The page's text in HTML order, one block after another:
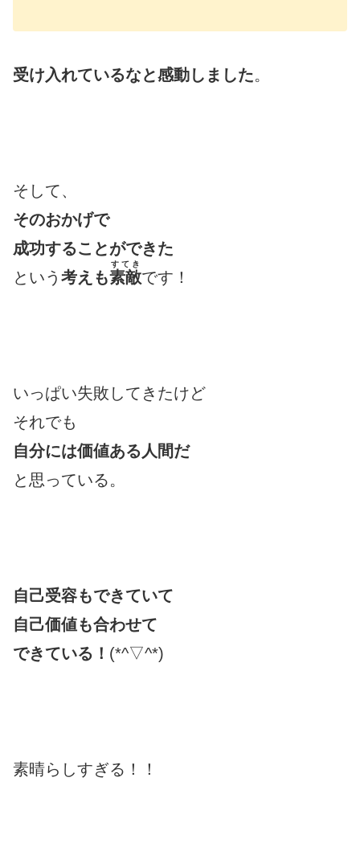
受け入れているなと感動しました。
そして、
そのおかげで
成功することができた
という 考えも素敵
すてき
です！
いっぱい失敗してきたけど
それでも
自分には価値ある人間だ
と思っている。
自己受容もできていて
自己価値も合わせて
できている！ (*^▽^*)
素晴らしすぎる！！